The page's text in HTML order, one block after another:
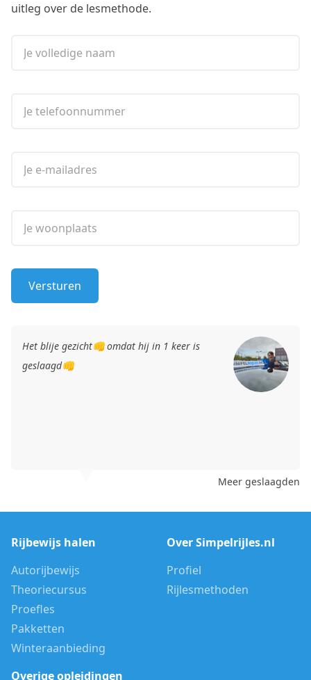
uitleg over de lesmethode.
Versturen
Simpelrijles.nl feliciteert Esmee Liang met het
behalen van haar rijbewijs!Yes..geen woorden
maar daden en gewoon in 1 keer slagen💪
Meer geslaagden
Rijbewijs halen
Autorijbewijs
Theoriecursus
Proefles
Pakketten
Winteraanbieding
Overige opleidingen
Over Simpelrijles.nl
Profiel
Rijlesmethoden